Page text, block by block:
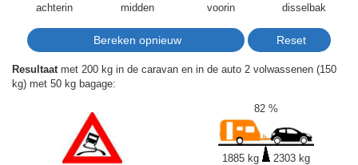
achterin midden voorin disselbak
Resultaat met 200 kg in de caravan en in de auto 2 volwassenen (150
kg) met 50 kg bagage:
82 %
1885 kg
2303 kg